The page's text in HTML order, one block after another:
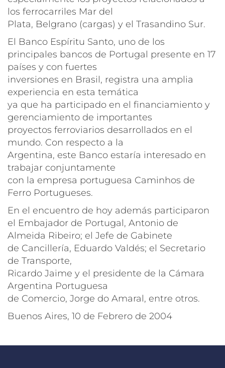
los ferrocarriles Mar del
Plata, Belgrano (cargas) y el Trasandino Sur.
El Banco Espíritu Santo, uno de los
principales bancos de Portugal presente en 17
países y con fuertes
inversiones en Brasil, registra una amplia
experiencia en esta temática
ya que ha participado en el financiamiento y
gerenciamiento de importantes
proyectos ferroviarios desarrollados en el
mundo. Con respecto a la
Argentina, este Banco estaría interesado en
trabajar conjuntamente
con la empresa portuguesa Caminhos de
Ferro Portugueses.
En el encuentro de hoy además participaron
el Embajador de Portugal, Antonio de
Almeida Ribeiro; el Jefe de Gabinete
de Cancillería, Eduardo Valdés; el Secretario
de Transporte,
Ricardo Jaime y el presidente de la Cámara
Argentina Portuguesa
de Comercio, Jorge do Amaral, entre otros.
Buenos Aires, 10 de Febrero de 2004